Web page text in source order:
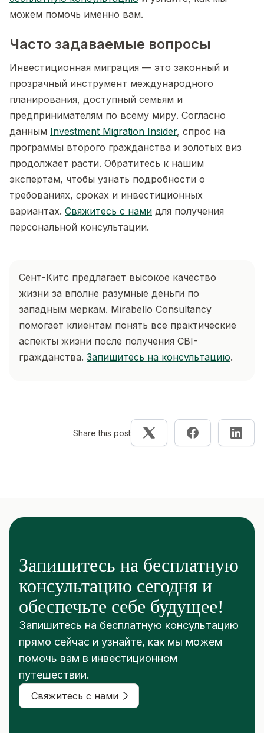
можем помочь именно вам.
Часто задаваемые вопросы
Инвестиционная миграция — это законный и
прозрачный инструмент международного
планирования, доступный семьям и
предпринимателям по всему миру. Согласно
данным Investment Migration Insider, спрос на
программы второго гражданства и золотых виз
продолжает расти. Обратитесь к нашим
экспертам, чтобы узнать подробности о
требованиях, сроках и инвестиционных
вариантах. Свяжитесь с нами для получения
персональной консультации.
Сент-Китс предлагает высокое качество
жизни за вполне разумные деньги по
западным меркам. Mirabello Consultancy
помогает клиентам понять все практические
аспекты жизни после получения CBI-
гражданства. Запишитесь на консультацию.
Share this post
Запишитесь на бесплатную
консультацию сегодня и
обеспечьте себе будущее!
Запишитесь на бесплатную консультацию
прямо сейчас и узнайте, как мы можем
помочь вам в инвестиционном
путешествии.
Свяжитесь с нами